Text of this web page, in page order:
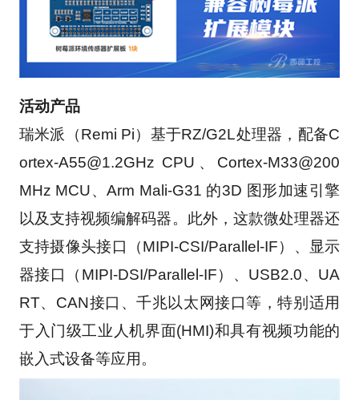
活动产品
瑞米派（Remi Pi）基于RZ/G2L处理器，配备C
ortex-A55@1.2GHz CPU、Cortex-M33@200
MHz MCU、Arm Mali-G31 的3D 图形加速引擎
以及支持视频编解码器。此外，这款微处理器还
支持摄像头接口（MIPI-CSI/Parallel-IF）、显示
器接口（MIPI-DSI/Parallel-IF）、USB2.0、UA
RT、CAN接口、千兆以太网接口等，特别适用
于入门级工业人机界面(HMI)和具有视频功能的
嵌入式设备等应用。